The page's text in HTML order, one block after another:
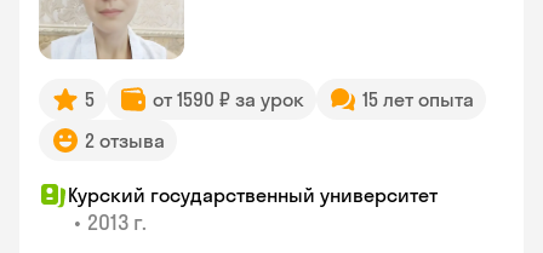
5 от 1590 ₽ за урок
15 лет опыта
2 отзыва
Курский государственный университет
• 2013 г.